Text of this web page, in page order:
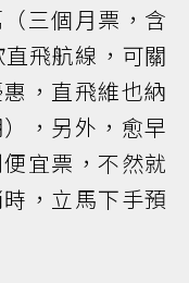
三個月票，含
飛航線，可關
，直飛維也納
，另外，愈早
宜票，不然就
，立馬下手預